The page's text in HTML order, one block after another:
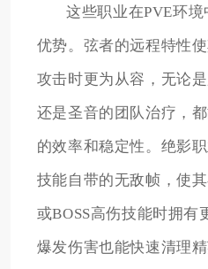
这些职业在PVE环
优势。弦者的远程特性
攻击时更为从容，无论
还是圣音的团队治疗，
的效率和稳定性。绝影
技能自带的无敌帧，使
或BOSS高伤技能时拥有
爆发伤害也能快速清理